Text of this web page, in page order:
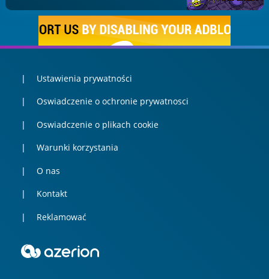
Ustawienia prywatności
Oswiadczenie o ochronie prywatnosci
Oswiadczenie o plikach cookie
Warunki korzystania
O nas
Kontakt
Reklamować